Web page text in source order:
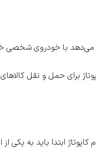
می‌دهد با خودروی شخصی
برای حمل و نقل
کاپوتاژ ابتدا باید به یکی